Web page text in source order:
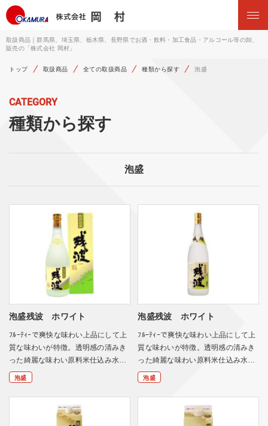
取扱商品｜群馬県、埼玉県、栃木県、長野県でお酒・飲料・加工食品・アルコール等の卸、
販売の「株式会社 岡村」
トップ 取扱商品 全ての取扱商品 種類から探す 泡盛
CATEGORY
種類から探す
泡盛
泡盛残波 ホワイト
ﾌﾙｰﾃｨｰで爽快な味わい上品にして上
質な味わいが特徴。透明感の清みき
った綺麗な味わい原料米仕込み水…
泡盛
泡盛残波 ホワイト
ﾌﾙｰﾃｨｰで爽快な味わい上品にして上
質な味わいが特徴。透明感の清みき
った綺麗な味わい原料米仕込み水…
泡盛